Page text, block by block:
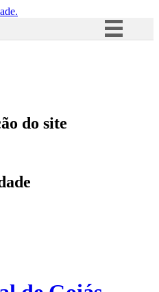
Acesso à informação
do site